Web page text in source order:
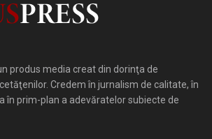
produs media creat din dorinţa de
Credem în jurnalism de calitate, în
în prim-plan a adevăratelor subiecte de